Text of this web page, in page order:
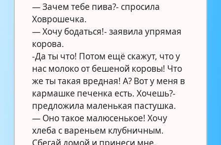
— Зачем тебе пива?- спросила
Ховрошечка.
— Хочу бодаться!- заявила упрямая
корова.
-Да ты что! Потом ещё скажут, что у
нас молоко от бешеной коровы! Что
же ты такая вредная! А? Вот у меня в
кармашке печенка есть. Хочешь?-
предложила маленькая пастушка.
— Оно такое малюсенькое! Хочу
хлеба с вареньем клубничным.